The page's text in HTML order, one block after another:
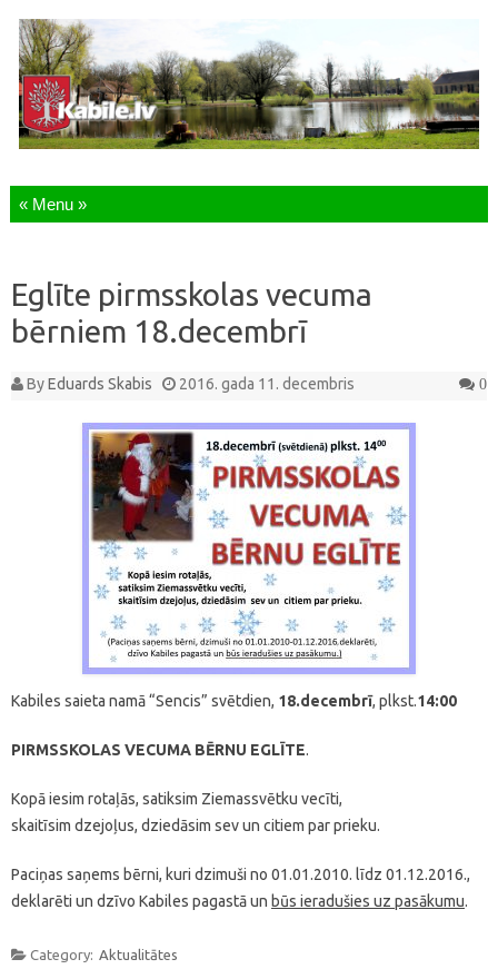
Skip to content
Eglīte pirmsskolas vecuma
bērniem 18.decembrī
ByEduards Skabis 2016. gada 11. decembris 0
Kabiles saieta namā “Sencis” svētdien, 18.decembrī, plkst.14:00
PIRMSSKOLAS VECUMA BĒRNU EGLĪTE.
Kopā iesim rotaļās, satiksim Ziemassvētku vecīti,
skaitīsim dzejoļus, dziedāsim sev un citiem par prieku.
Paciņas saņems bērni, kuri dzimuši no 01.01.2010. līdz 01.12.2016.,
deklarēti un dzīvo Kabiles pagastā un būs ieradušies uz pasākumu.
Category: Aktualitātes